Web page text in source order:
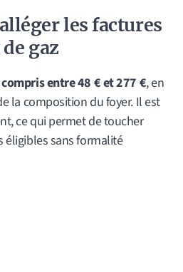
les factures
gaz
entre 48 € et 277 €, en
la composition du foyer. Il est
ce qui permet de toucher
éligibles sans formalité